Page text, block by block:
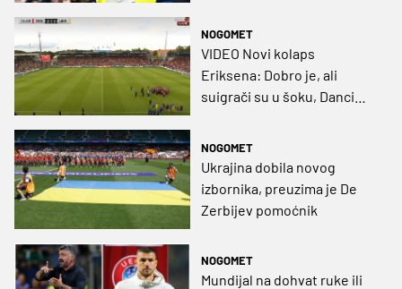
NOGOMET
VIDEO Novi kolaps
Eriksena: Dobro je, ali
suigrači su u šoku, Danci
NOGOMET
Ukrajina dobila novog
izbornika, preuzima je De
Zerbijev pomoćnik
NOGOMET
Mundijal na dohvat ruke ili